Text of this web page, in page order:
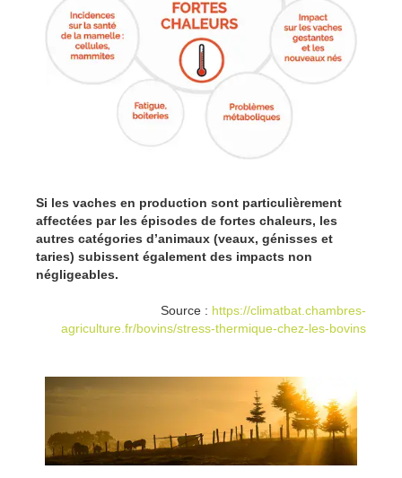
Si les vaches en production sont particulièrement
affectées par les épisodes de fortes chaleurs, les
autres catégories d’animaux (veaux, génisses et
taries) subissent également des impacts non
négligeables.
Source : https://climatbat.chambres-
agriculture.fr/bovins/stress-thermique-chez-les-bovins